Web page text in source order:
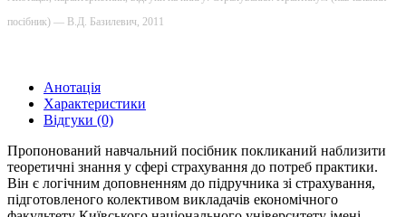
посібник) — В.Д. Базилевич, 2011
Анотація
Характеристики
Відгуки (0)
Пропонований навчальний посібник покликаний наблизити
теоретичні знання у сфері страхування до потреб практики.
Він є логічним доповненням до підручника зі страхування,
підготовленого колективом викладачів економічного